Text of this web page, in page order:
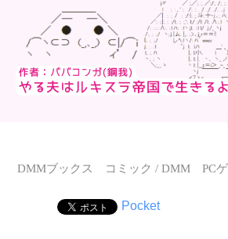
DMMブックス コミック / DMM PCゲ
Pocket